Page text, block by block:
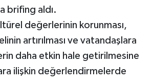
brifing aldı.
değerlerinin korunması,
artırılması ve vatandaşlara
daha etkin hale getirilmesine
ilişkin değerlendirmelerde